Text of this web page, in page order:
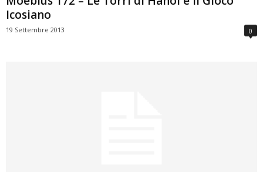
Icosiano
19 Settembre 2013 0